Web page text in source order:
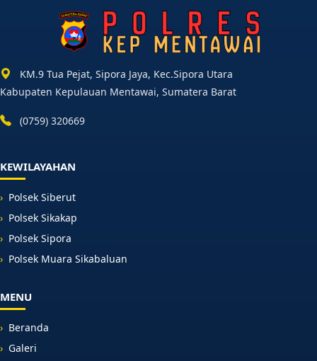
KM.9 Tua Pejat, Sipora Jaya, Kec.Sipora Utara
Kabupaten Kepulauan Mentawai, Sumatera Barat
(0759) 320669
KEWILAYAHAN
Polsek Siberut
Polsek Sikakap
Polsek Sipora
Polsek Muara Sikabaluan
MENU
Beranda
Galeri